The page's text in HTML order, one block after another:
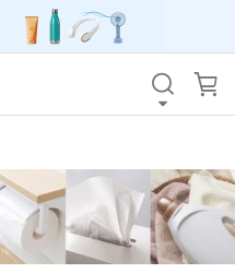
すべて
すべて